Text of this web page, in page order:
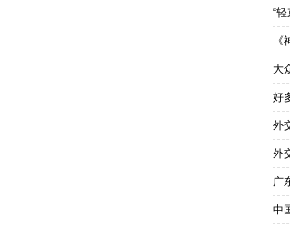
“
大
好
外
外
广
中